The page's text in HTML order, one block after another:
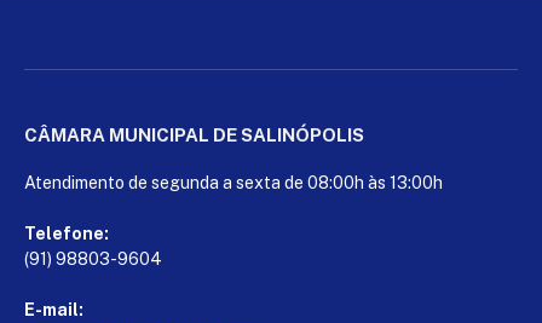
CÂMARA MUNICIPAL DE SALINÓPOLIS
Atendimento de segunda a sexta de 08:00h às 13:00h
Telefone:
(91) 98803-9604
E-mail: